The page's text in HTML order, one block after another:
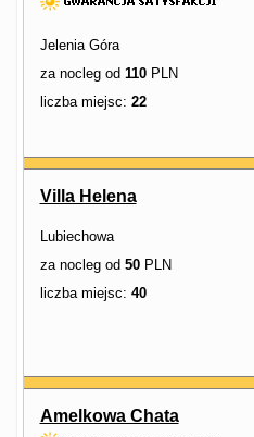
Jelenia Góra
za nocleg od 110PLN
liczba miejsc: 22
Villa Helena
Lubiechowa
za nocleg od 50PLN
liczba miejsc: 40
Amelkowa Chata